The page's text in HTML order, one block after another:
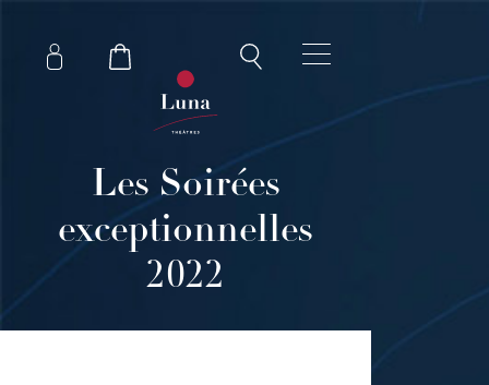
Les Soirées
exceptionnelles
2022